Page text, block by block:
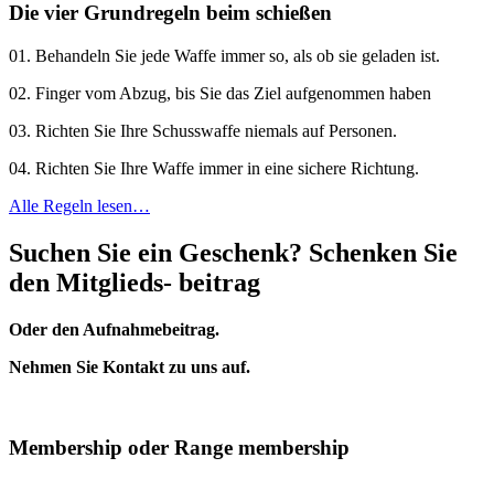
Die vier Grundregeln beim schießen
01. Behandeln Sie jede Waffe immer so, als ob sie geladen ist.
02. Finger vom Abzug, bis Sie das Ziel aufgenommen haben
03. Richten Sie Ihre Schusswaffe niemals auf Personen.
04. Richten Sie Ihre Waffe immer in eine sichere Richtung.
Alle Regeln lesen…
Suchen Sie ein Geschenk? Schenken Sie
den Mitglieds- beitrag
Oder den Aufnahmebeitrag.
Nehmen Sie Kontakt zu uns auf.
Membership oder Range membership